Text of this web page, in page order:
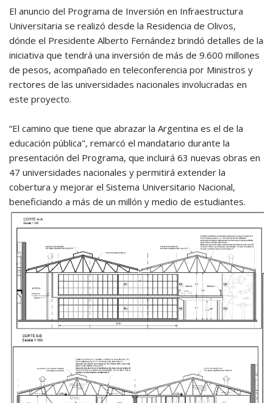
El anuncio del Programa de Inversión en Infraestructura
Universitaria se realizó desde la Residencia de Olivos,
dónde el Presidente Alberto Fernández brindó detalles de la
iniciativa que tendrá una inversión de más de 9.600 millones
de pesos, acompañado en teleconferencia por Ministros y
rectores de las universidades nacionales involucradas en
este proyecto.
“El camino que tiene que abrazar la Argentina es el de la
educación pública", remarcó el mandatario durante la
presentación del Programa, que incluirá 63 nuevas obras en
47 universidades nacionales y permitirá extender la
cobertura y mejorar el Sistema Universitario Nacional,
beneficiando a más de un millón y medio de estudiantes.